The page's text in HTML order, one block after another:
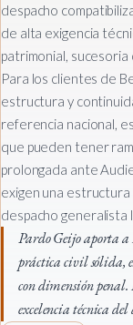
despacho
de alta exigencia
patrimonial, sucesoria
Para los clientes de
estructura y
referencia nacional,
que pueden tener
prolongada ante
exigen una estructura
despacho generalista
Pardo Geijo aporta a
práctica civil sólida,
con dimensión
excelencia técnica del